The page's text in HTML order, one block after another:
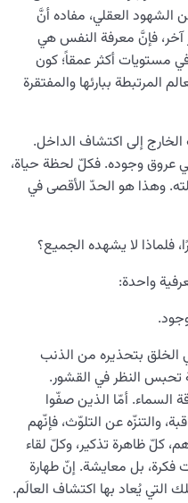
الشهود العقلي، مفاده أنَّ
آخر، فإنَّ معرفة النفس هي
في مستويات أكثر عمقاً؛ كون
المرتبطة ببارئها والمفتقرة
إلى اكتشاف الداخل.
عروق وجوده. فكلّ لحظة حياة،
وهذا هو الحدّ الأقصى في
فلماذا لا يشهده الجميع؟
واحدة:
الخلق بتحذيره من الذنب
تحبس النظر في القشور.
السماء. أمّا الذين صفّوا
والتنزّه عن التلوّث، فإنّهم
كلّ ظاهرة تذكير، وكلّ لقاء
فكرة، بل معايشة. إنّ طهارة
التي يُعاد بها اكتشاف العالَم.